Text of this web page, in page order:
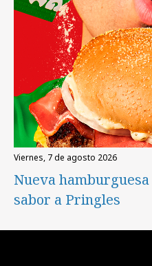
viernes, 7 de agosto 2026
Nueva
sabor a Pringles